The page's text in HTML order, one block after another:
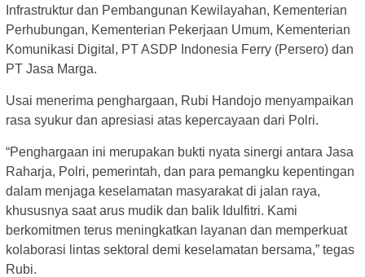
Infrastruktur dan Pembangunan Kewilayahan, Kementerian
Perhubungan, Kementerian Pekerjaan Umum, Kementerian
Komunikasi Digital, PT ASDP Indonesia Ferry (Persero) dan
PT Jasa Marga.
Usai menerima penghargaan, Rubi Handojo menyampaikan
rasa syukur dan apresiasi atas kepercayaan dari Polri.
“Penghargaan ini merupakan bukti nyata sinergi antara Jasa
Raharja, Polri, pemerintah, dan para pemangku kepentingan
dalam menjaga keselamatan masyarakat di jalan raya,
khususnya saat arus mudik dan balik Idulfitri. Kami
berkomitmen terus meningkatkan layanan dan memperkuat
kolaborasi lintas sektoral demi keselamatan bersama,” tegas
Rubi.